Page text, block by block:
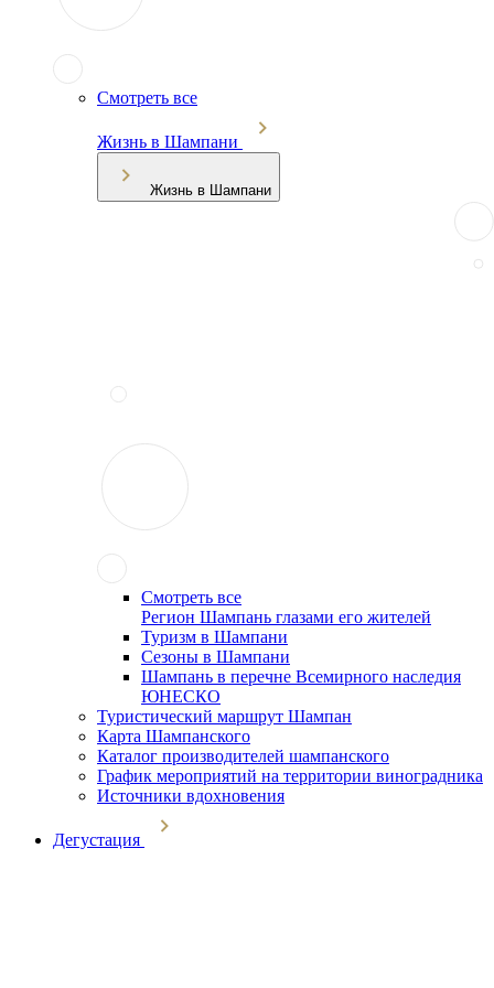
Смотреть все
Жизнь в Шампани
Жизнь в Шампани
Смотреть все
Регион Шампань глазами его жителей
Туризм в Шампани
Сезоны в Шампани
Шампань в перечне Всемирного наследия
ЮНЕСКО
Туристический маршрут Шампан
Карта Шампанского
Каталог производителей шампанского
График мероприятий на территории виноградника
Источники вдохновения
Дегустация